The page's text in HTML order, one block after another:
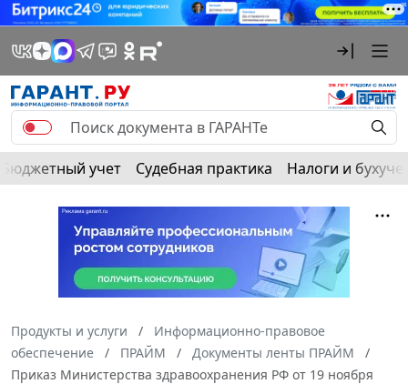
Бюджетный учет Судебная практика Налоги и
Продукты и услуги
Информационно-правовое
обеспечение
ПРАЙМ
Документы ленты ПРАЙМ
Приказ Министерства здравоохранения РФ от 19 ноября